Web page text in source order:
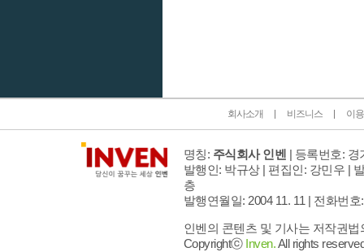
회사소개 비즈니스 이
명칭: 주식회사 인벤 | 등록번호: 경
발행인: 박규상 | 편집인: 강민우 |
층
발행연월일: 2004 11. 11 | 전화번호
인벤의 콘텐츠 및 기사는 저작권
Copyrightⓒ Inven.All rights